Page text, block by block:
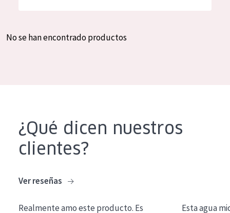
Crema de día
Crema de noche
Spanish
No se han encontrado productos
¿Qué dicen nuestros
clientes?
Ver reseñas
Realmente amo este producto. Es
Esta agua